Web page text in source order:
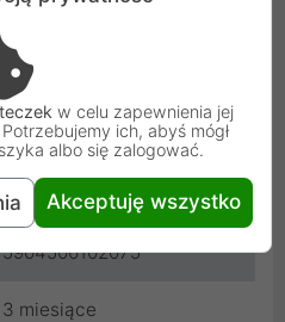
Xiaomi
MI9_LT_BK_BZR_003
MI9_LT_BK_BZR_003
5904506102075
3 miesiące
w celu zapewnienia jej
ich, abyś mógł
albo się zalogować.
Akceptuję wszystko